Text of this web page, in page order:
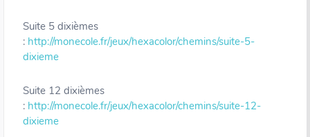
Suite 5 dixièmes
: http://monecole.fr/jeux/hexacolor/chemins/suite-5-
dixieme
Suite 12 dixièmes
: http://monecole.fr/jeux/hexacolor/chemins/suite-12-
dixieme